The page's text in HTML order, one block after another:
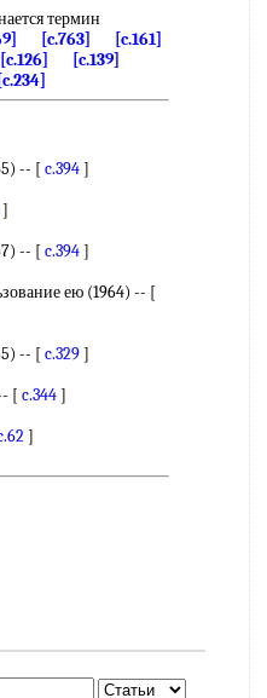
термин
[c.763]
[c.161]
[c.126]
[c.139]
[c.234]
-- [ c.394]
]
-- [ c.394]
ею (1964) -- [
-- [ c.329]
[ c.344]
]